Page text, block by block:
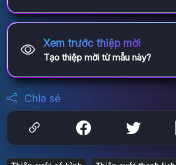
Xem trước thiệp mời
Tạo thiệp mời từ mẫu này?
Chia sẻ